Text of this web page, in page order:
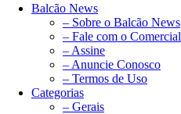
Balcão News
– Sobre o Balcão News
– Fale com o Comercial
– Assine
– Anuncie Conosco
– Termos de Uso
Categorias
– Gerais